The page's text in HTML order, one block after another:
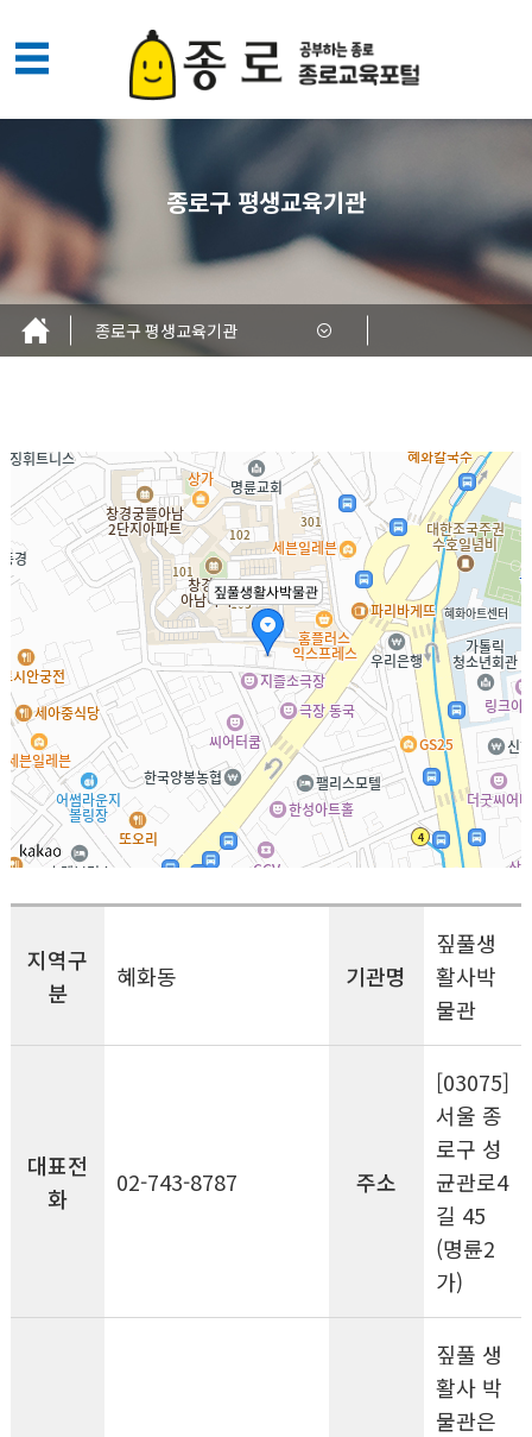
메
종로구 평생교육기관
종로구 평생교육기관
지역구
분
혜화동 기관명
짚풀생
활사박
물관
대표전
화
02-743-8787 주소
[03075]
서울 종
로구 성
균관로4
길 45
(명륜2
가)
짚풀 생
활사 박
물관은